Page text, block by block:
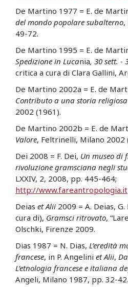
De Martino 1977 = E. de
del mondo popolare subalterno,
49-72.
De Martino 1995 = E. de
Spedizione in Lucania, 30 sett. -
critica a cura di Clara Gallini,
De Martino 2002a = E. de
Contributo a una storia
2002 (1961).
De Martino 2002b = E. de
Valore, Feltrinelli, Milano 2002
Dei 2008 = F. Dei, Un museo di
rivoluzione gramsciana negli
LXXIV, 2, 2008, pp. 445-464;
http://www.fareantropologia.it
Deias et Alii 2009 = A. Deias,
cura di), Gramsci ritrovato,
Olschki, Firenze 2009.
Dias 1987 = N. Dias, L’eredità
francese, in P. Angelini et Alii,
L’etnologia francese e italiana
Angeli, Milano 1987, pp. 32-42.